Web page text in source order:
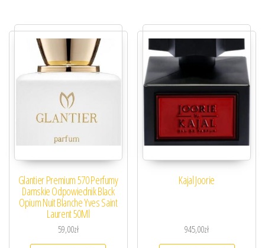
Glantier Premium 570 Perfumy
Damskie Odpowiednik Black
Opium Nuit Blanche Yves Saint
Laurent 50Ml
59,00zł
Kajal Joorie
945,00zł